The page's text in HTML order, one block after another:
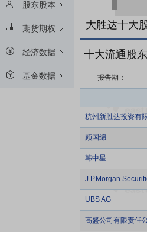
股东股本
期货期权
经济数据
基金数据
大胜达十大
十大流通股东
报告期：
杭州新胜达投资有
顾国绵
韩中星
J.P.Morgan
UBS AG
高盛公司有限责任